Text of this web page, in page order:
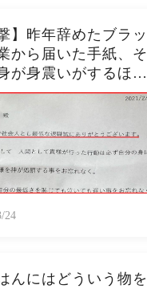
】昨年辞めたブラッ
から届いた手紙、そ
が身震いがするほど
内容だった…...
24
んにはどういう物を